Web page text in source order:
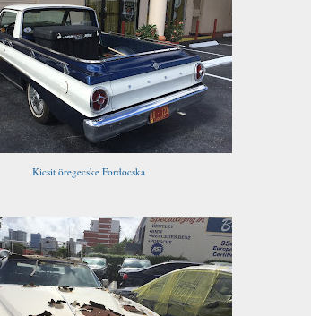
Kicsit öregecske Fordocska